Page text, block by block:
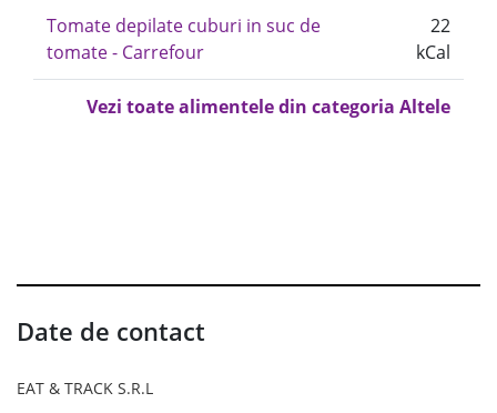
Tomate depilate cuburi in suc de
tomate - Carrefour
22
kCal
Vezi toate alimentele din categoria Altele
Date de contact
EAT & TRACK S.R.L